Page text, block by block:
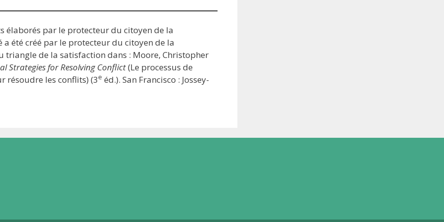
élaborés par le protecteur du citoyen de la
a été créé par le protecteur du citoyen de la
triangle de la satisfaction dans : Moore, Christopher
Strategies for Resolving Conflict(Le processus de
résoudre les conflits) (3e éd.). San Francisco : Jossey-